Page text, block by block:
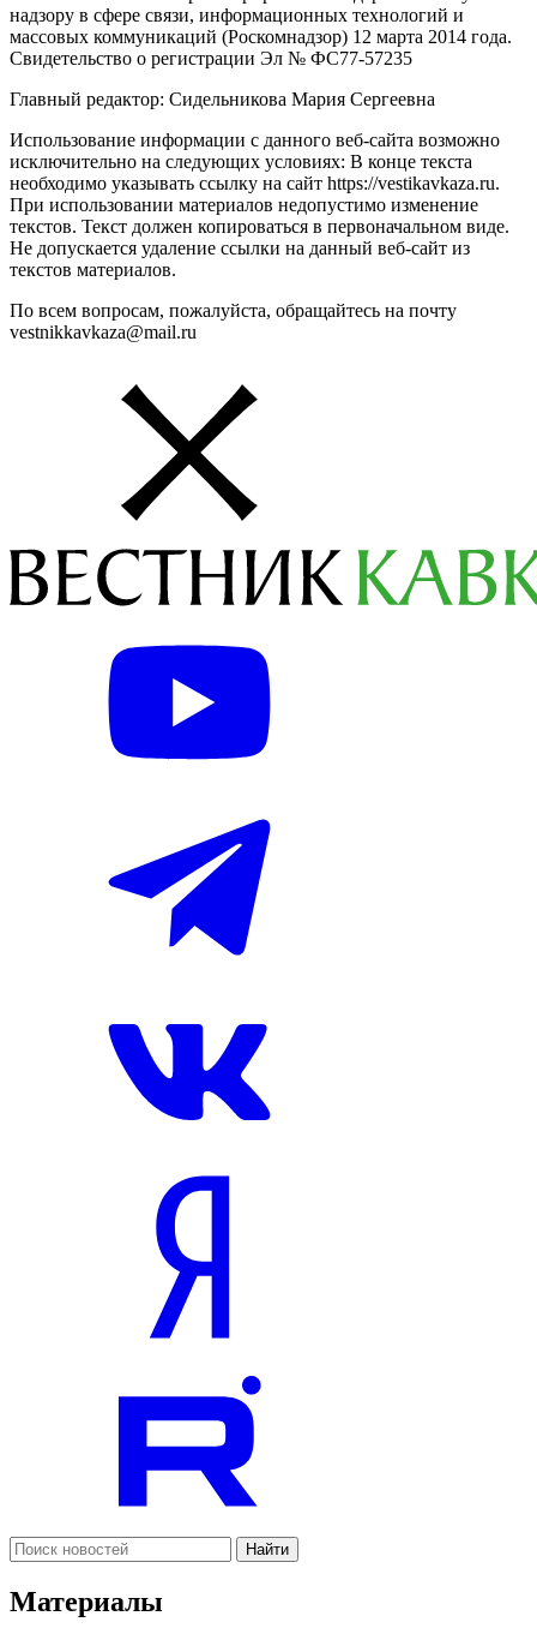
надзору в сфере связи, информационных технологий и
массовых коммуникаций (Роскомнадзор) 12 марта 2014 года.
Свидетельство о регистрации Эл № ФС77-57235
Главный редактор: Сидельникова Мария Сергеевна
Использование информации с данного веб-сайта возможно
исключительно на следующих условиях: В конце текста
необходимо указывать ссылку на сайт https://vestikavkaza.ru.
При использовании материалов недопустимо изменение
текстов. Текст должен копироваться в первоначальном виде.
Не допускается удаление ссылки на данный веб-сайт из
текстов материалов.
По всем вопросам, пожалуйста, обращайтесь на почту
vestnikkavkaza@mail.ru
Найти
Материалы